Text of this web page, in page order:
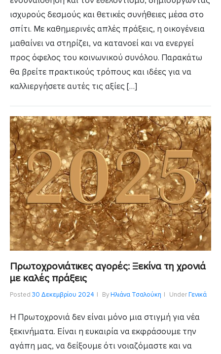
ισχυρούς δεσμούς και θετικές συνήθειες μέσα στο
σπίτι. Με καθημερινές απλές πράξεις, η οικογένεια
μαθαίνει να στηρίζει, να κατανοεί και να ενεργεί
προς όφελος του κοινωνικού συνόλου. Παρακάτω
θα βρείτε πρακτικούς τρόπους και ιδέες για να
καλλιεργήσετε αυτές τις αξίες […]
Πρωτοχρονιάτικες αγορές: Ξεκίνα τη χρονιά
με καλές πράξεις
Posted 30 Δεκεμβρίου 2024 ByΗλιάνα Τσαλούκη UnderΓενικά
Η Πρωτοχρονιά δεν είναι μόνο μια στιγμή για νέα
ξεκινήματα. Είναι η ευκαιρία να εκφράσουμε την
αγάπη μας, να δείξουμε ότι νοιαζόμαστε και να